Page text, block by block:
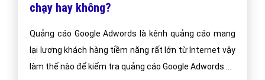
chạy hay không?
Quảng cáo Google Adwords là kênh quảng cáo mang
lại lượng khách hàng tiềm năng rất lớn từ Internet vậy
làm thế nào để kiểm tra quảng cáo Google Adwords có